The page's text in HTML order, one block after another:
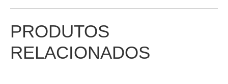
PRODUTOS
RELACIONADOS